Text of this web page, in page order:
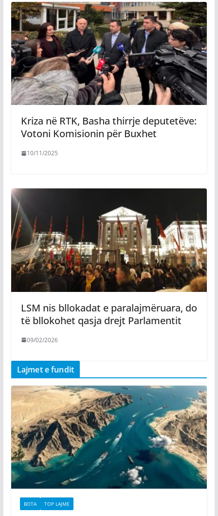
Kriza në RTK, Basha thirrje deputetëve:
Votoni Komisionin për Buxhet
10/11/2025
LSM nis bllokadat e paralajmëruara, do
të bllokohet qasja drejt Parlamentit
09/02/2026
Lajmet e fundit
BOTA TOP LAJME